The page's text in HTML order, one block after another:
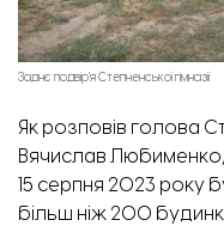
Заднє подвір'я Степненської гімназії
Як розповів голова
Вячислав Любименко,
15 серпня 2023
більш ніж 200